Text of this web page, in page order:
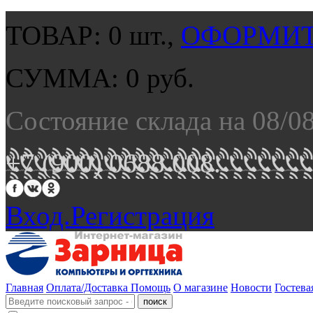
ТОВАР: 0 шт.,
СУММА: 0 руб.
Состояние склада на 08/
+7 (900) 0688 008.
Вход.Регистрация
Главная Оплата/Доставка Помощь О магазине Новости